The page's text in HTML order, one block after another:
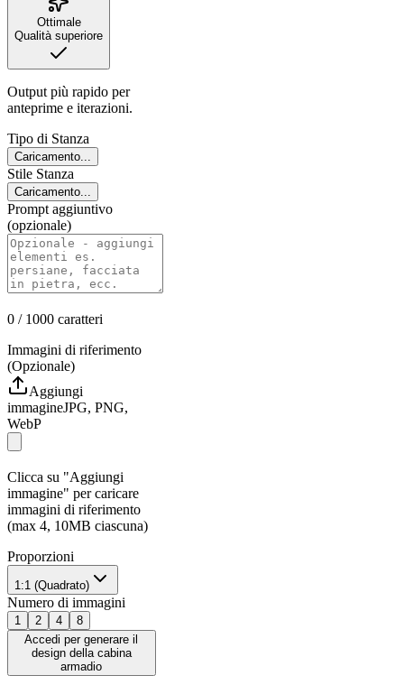
Ottimale
Qualità superiore
Output più rapido per
anteprime e iterazioni.
Tipo di Stanza
Caricamento...
Stile Stanza
Caricamento...
Prompt aggiuntivo
(opzionale)
0 / 1000 caratteri
Immagini di riferimento
(Opzionale)
Aggiungi
immagineJPG, PNG,
WebP
Clicca su "Aggiungi
immagine" per caricare
immagini di riferimento
(max 4, 10MB ciascuna)
Proporzioni
1:1 (Quadrato)
Numero di immagini
1 2 4
8
Accedi per generare il
design della cabina
armadio